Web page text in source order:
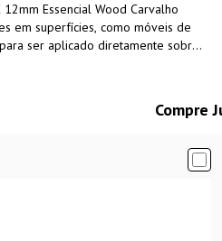
12mm Essencial Wood Carvalho
em superfícies, como móveis de
ser aplicado diretamente sobre
Compre